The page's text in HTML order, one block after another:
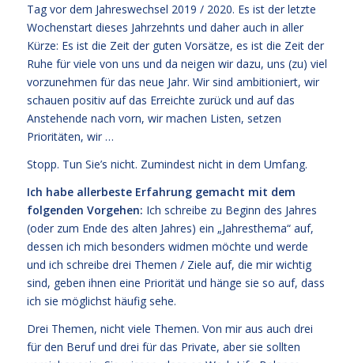
Tag vor dem Jahreswechsel 2019 / 2020. Es ist der letzte
Wochenstart dieses Jahrzehnts und daher auch in aller
Kürze: Es ist die Zeit der guten Vorsätze, es ist die Zeit der
Ruhe für viele von uns und da neigen wir dazu, uns (zu) viel
vorzunehmen für das neue Jahr. Wir sind ambitioniert, wir
schauen positiv auf das Erreichte zurück und auf das
Anstehende nach vorn, wir machen Listen, setzen
Prioritäten, wir …
Stopp. Tun Sie’s nicht. Zumindest nicht in dem Umfang.
Ich habe allerbeste Erfahrung gemacht mit dem
folgenden Vorgehen: Ich schreibe zu Beginn des Jahres
(oder zum Ende des alten Jahres) ein „Jahresthema“ auf,
dessen ich mich besonders widmen möchte und werde
und ich schreibe drei Themen / Ziele auf, die mir wichtig
sind, geben ihnen eine Priorität und hänge sie so auf, dass
ich sie möglichst häufig sehe.
Drei Themen, nicht viele Themen. Von mir aus auch drei
für den Beruf und drei für das Private, aber sie sollten